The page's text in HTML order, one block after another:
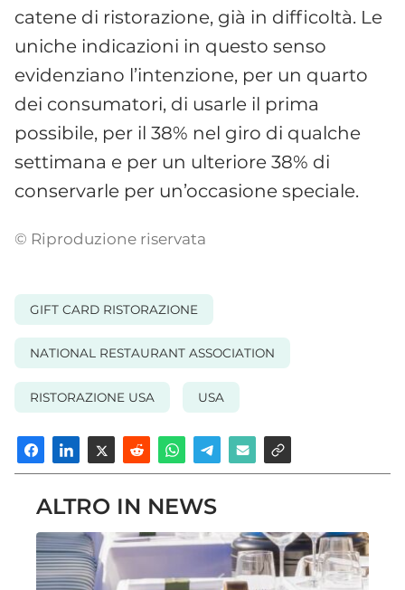
catene di ristorazione, già in difficoltà. Le
uniche indicazioni in questo senso
evidenziano l’intenzione, per un quarto
dei consumatori, di usarle il prima
possibile, per il 38% nel giro di qualche
settimana e per un ulteriore 38% di
conservarle per un’occasione speciale.
© Riproduzione riservata
GIFT CARD RISTORAZIONE
NATIONAL RESTAURANT ASSOCIATION
RISTORAZIONE USA USA
ALTRO IN NEWS